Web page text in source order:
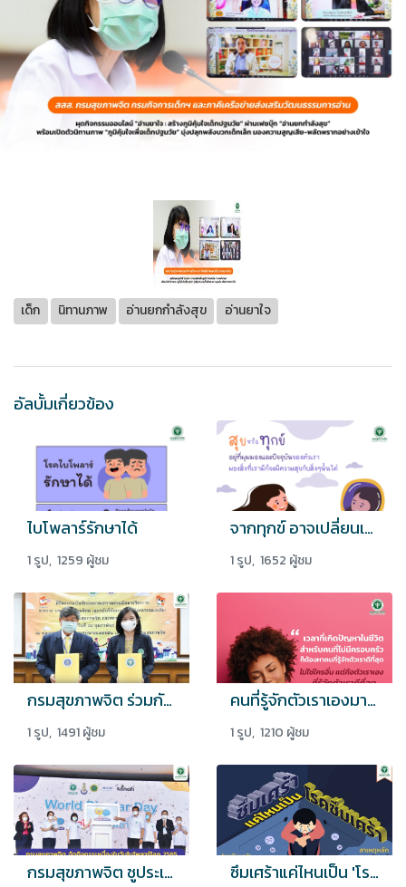
เด็ก นิทานภาพ อ่านยกกำลังสุข อ่านยาใจ
อัลบั้มเกี่ยวข้อง
ไบโพลาร์รักษาได้
1 รูป, 1259 ผู้ชม
จากทุกข์ อาจเปลี่ยนเป็นสุข เพียงปรับมุมมอง
1 รูป, 1652 ผู้ชม
กรมสุขภาพจิต ร่วมกับ สถาบันวิจัยภาษาและวัฒนธรรมเอเชีย มหาวิทยาลัยมหิดล
1 รูป, 1491 ผู้ชม
คนที่รู้จักตัวเราเองมากที่สุดก็คือตัวเราเอง
1 รูป, 1210 ผู้ชม
กรมสุขภาพจิต ชูประเด็นรักษาไบโพลาร์ด้วยจิตเวชทางไกล ซึมเศร้าแค่ไหนเป็น 'โรคซึมเศร้า'